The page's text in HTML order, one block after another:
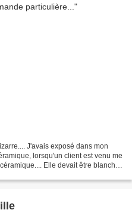
J'avais exposé dans mon
lorsqu'un client est venu me
Elle devait être blanche